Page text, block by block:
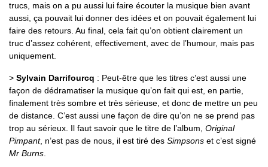
trucs, mais on a pu aussi lui faire écouter la musique bien avant
aussi, ça pouvait lui donner des idées et on pouvait également lui
faire des retours. Au final, cela fait qu’on obtient clairement un
truc d’assez cohérent, effectivement, avec de l’humour, mais pas
uniquement.
> Sylvain Darrifourcq : Peut-être que les titres c’est aussi une
façon de dédramatiser la musique qu’on fait qui est, en partie,
finalement très sombre et très sérieuse, et donc de mettre un peu
de distance. C’est aussi une façon de dire qu’on ne se prend pas
trop au sérieux. Il faut savoir que le titre de l’album, Original
Pimpant, n’est pas de nous, il est tiré des Simpsons et c’est signé
Mr Burns.